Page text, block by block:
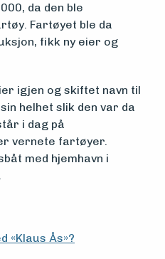
da den ble
Fartøyet ble da
fikk ny eier og
igjen og skiftet navn til
helhet slik den var da
i dag på
vernete fartøyer.
med hjemhavn i
«Klaus Ås»?